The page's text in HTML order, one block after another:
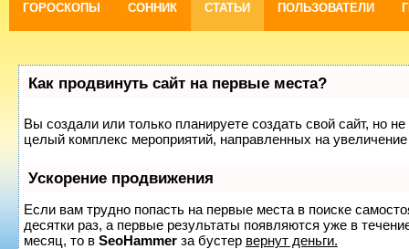
ГОРОСКОПЫ СОННИК СТАТЬИ ПОЛЬЗОВАТЕЛИ
Как продвинуть сайт на первые места?
Вы создали или только планируете создать свой сайт, но
целый комплекс мероприятий, направленных на
Ускорение продвижения
Если вам трудно попасть на первые места в поиске
десятки раз, а первые результаты появляются уже в
месяц, то в SeoHammerза бустер вернут деньги.